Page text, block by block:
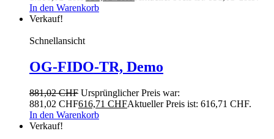
In den Warenkorb
Verkauf!
Schnellansicht
OG-FIDO-TR, Demo
881,02CHF Ursprünglicher Preis war:
881,02 CHF616,71 CHFAktueller Preis ist: 616,71 CHF.
In den Warenkorb
Verkauf!